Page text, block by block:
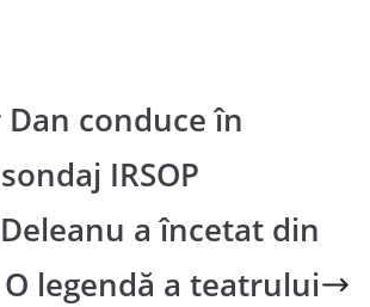
conduce în
IRSOP
a încetat din
legendă a teatrului